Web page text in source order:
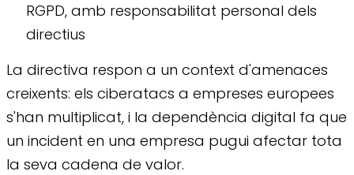
RGPD, amb responsabilitat personal dels
directius
La directiva respon a un context d'amenaces
creixents: els ciberatacs a empreses europees
s'han multiplicat, i la dependència digital fa que
un incident en una empresa pugui afectar tota
la seva cadena de valor.